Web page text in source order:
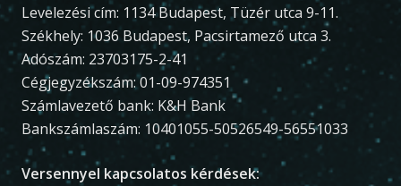
Levelezési cím: 1134 Budapest, Tüzér utca 9-11.
Székhely: 1036 Budapest, Pacsirtamező utca 3.
Adószám: 23703175-2-41
Cégjegyzékszám: 01-09-974351
Számlavezető bank: K&H Bank
Bankszámlaszám: 10401055-50526549-56551033
Versennyel kapcsolatos kérdések: